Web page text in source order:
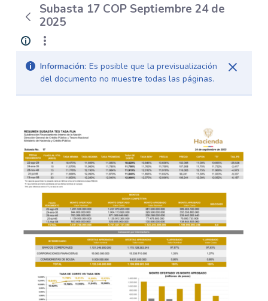
Subasta 17 COP Septiembre 24 de
2025
Información: Es posible que la previsualización
del documento no muestre todas las páginas.